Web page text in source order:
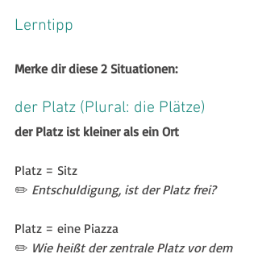
Lerntipp
Merke dir diese 2 Situationen:
der Platz (Plural: die Plätze)
der Platz ist kleiner als ein Ort
Platz = Sitz
✏️ Entschuldigung, ist der Platz frei?
Platz = eine Piazza
✏️ Wie heißt der zentrale Platz vor dem